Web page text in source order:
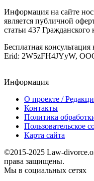
Информация на сайте
является публичной
статьи 437 Гражданского
Бесплатная консультация
Erid: 2W5zFH4JYyW,
Информация
О проекте /
Контакты
Политика
Пользовательское
Карта сайта
©2015-2025 Law-
права защищены.
Мы в социальных сетях